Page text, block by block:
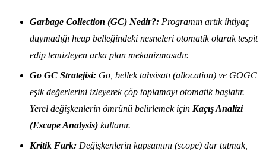
Garbage Collection (GC) Nedir?: Programın artık ihtiyaç
duymadığı heap belleğindeki nesneleri otomatik olarak tespit
edip temizleyen arka plan mekanizmasıdır.
Go GC Stratejisi: Go, bellek tahsisatı (allocation) ve GOGC
eşik değerlerini izleyerek çöp toplamayı otomatik başlatır.
Yerel değişkenlerin ömrünü belirlemek için Kaçış Analizi
(Escape Analysis) kullanır.
Kritik Fark: Değişkenlerin kapsamını (scope) dar tutmak,